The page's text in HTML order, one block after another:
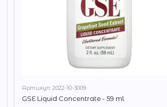
Артикул: 2022-10-3009
GSE Liquid Concentrate - 59 ml